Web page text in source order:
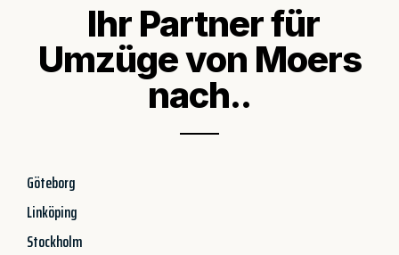
Ihr Partner für
Umzüge von Moers
nach..
Göteborg
Linköping
Stockholm